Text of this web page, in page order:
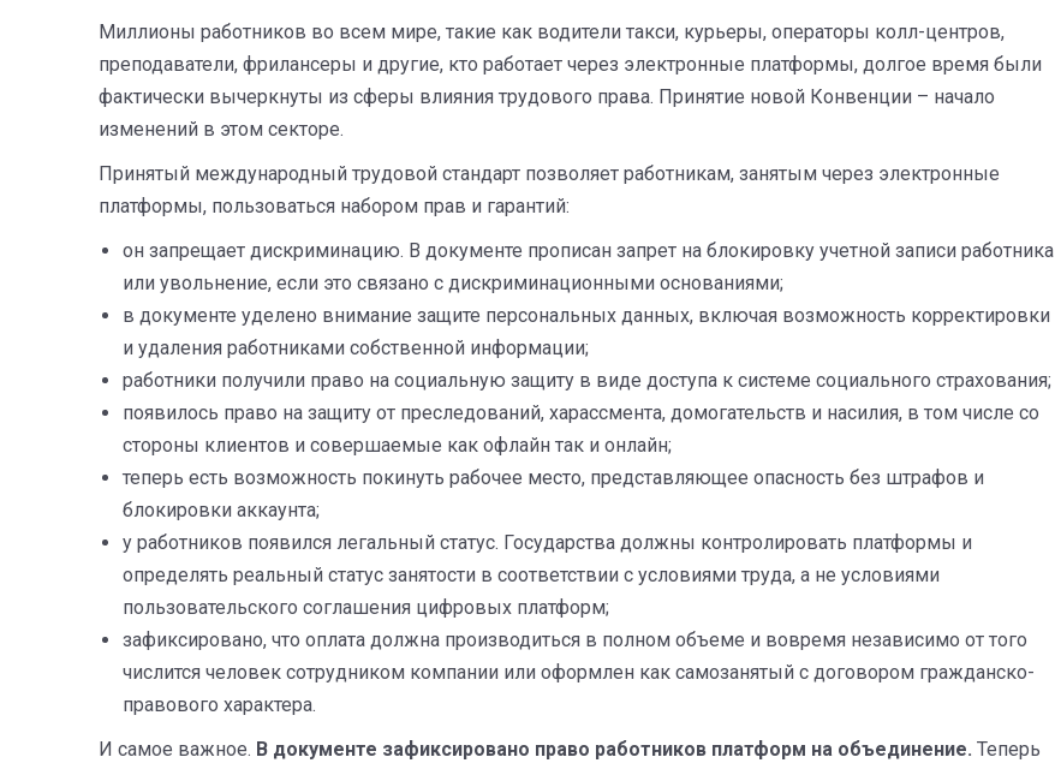
Миллионы работников во всем мире, такие как водители такси, курьеры, операторы колл-центров,
преподаватели, фрилансеры и другие, кто работает через электронные платформы, долгое время были
фактически вычеркнуты из сферы влияния трудового права. Принятие новой Конвенции – начало
изменений в этом секторе.
Принятый международный трудовой стандарт позволяет работникам, занятым через электронные
платформы, пользоваться набором прав и гарантий:
он запрещает дискриминацию. В документе прописан запрет на блокировку учетной записи работника
или увольнение, если это связано с дискриминационными основаниями;
в документе уделено внимание защите персональных данных, включая возможность корректировки
и удаления работниками собственной информации;
работники получили право на социальную защиту в виде доступа к системе социального страхования;
появилось право на защиту от преследований, харассмента, домогательств и насилия, в том числе со
стороны клиентов и совершаемые как офлайн так и онлайн;
теперь есть возможность покинуть рабочее место, представляющее опасность без штрафов и
блокировки аккаунта;
у работников появился легальный статус. Государства должны контролировать платформы и
определять реальный статус занятости в соответствии с условиями труда, а не условиями
пользовательского соглашения цифровых платформ;
зафиксировано, что оплата должна производиться в полном объеме и вовремя независимо от того
числится человек сотрудником компании или оформлен как самозанятый с договором гражданско-
правового характера.
И самое важное. В документе зафиксировано право работников платформ на объединение. Теперь